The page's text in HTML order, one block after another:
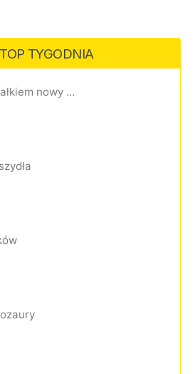
TOP TYGODNIA
Spider-Man. Całkiem nowy dzień